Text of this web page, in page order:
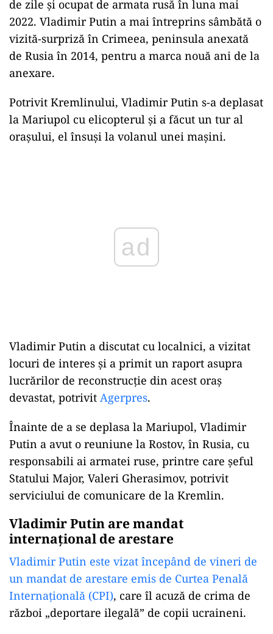
de zile şi ocupat de armata rusă în luna mai
2022. Vladimir Putin a mai întreprins sâmbătă o
vizită-surpriză în Crimeea, peninsula anexată
de Rusia în 2014, pentru a marca nouă ani de la
anexare.
Potrivit Kremlinului, Vladimir Putin s-a deplasat
la Mariupol cu elicopterul şi a făcut un tur al
oraşului, el însuşi la volanul unei maşini.
Vladimir Putin a discutat cu localnici, a vizitat
locuri de interes şi a primit un raport asupra
lucrărilor de reconstrucţie din acest oraş
devastat, potrivit Agerpres.
Înainte de a se deplasa la Mariupol, Vladimir
Putin a avut o reuniune la Rostov, în Rusia, cu
responsabili ai armatei ruse, printre care şeful
Statului Major, Valeri Gherasimov, potrivit
serviciului de comunicare de la Kremlin.
Vladimir Putin are mandat
internațional de arestare
Vladimir Putin este vizat începând de vineri de
un mandat de arestare emis de Curtea Penală
Internaţională (CPI), care îl acuză de crima de
război „deportare ilegală” de copii ucraineni.